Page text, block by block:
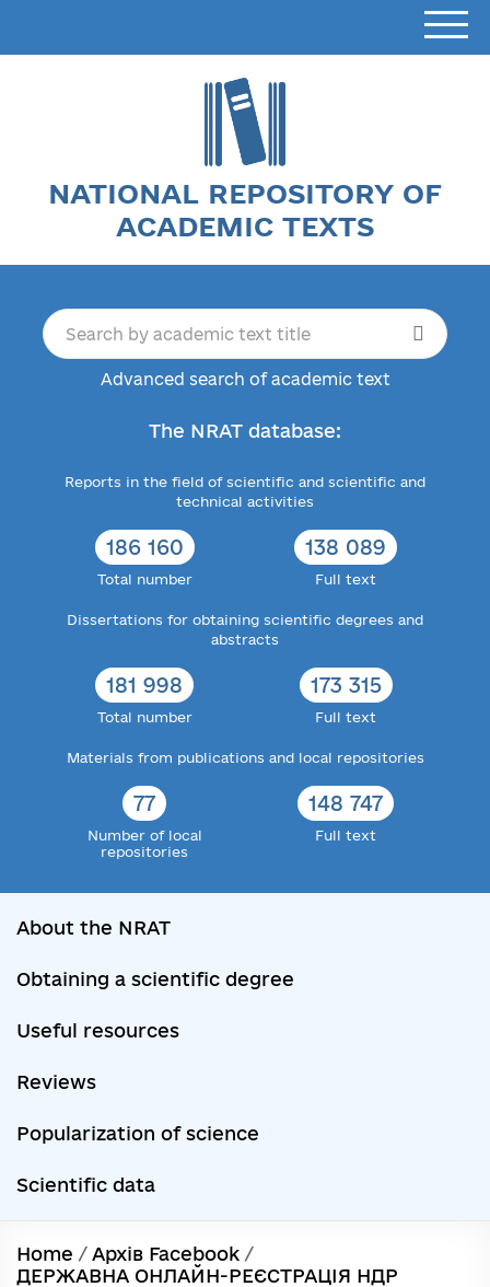
NATIONAL REPOSITORY OF
ACADEMIC TEXTS
Advanced search of academic text
The NRAT database:
Reports in the field of scientific and scientific and
technical activities
186 160
Total number
138 089
Full text
Dissertations for obtaining scientific degrees and
abstracts
181 998
Total number
173 315
Full text
Materials from publications and local repositories
77
Number of local
repositories
148 747
Full text
About the NRAT
Obtaining a scientific degree
Useful resources
Reviews
Popularization of science
Scientific data
Home / Архів Facebook /
ДЕРЖАВНА ОНЛАЙН-РЕЄСТРАЦІЯ НДР